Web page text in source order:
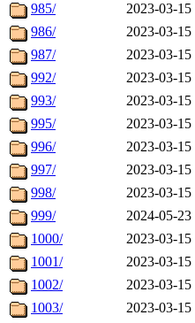
985/ 2023-03-15
986/
2023-03-15
987/
2023-03-15
992/
2023-03-15
993/
2023-03-15
995/
2023-03-15
996/
2023-03-15
997/
2023-03-15
998/
2023-03-15
999/
2024-05-23
1000/
2023-03-15
1001/
2023-03-15
1002/
2023-03-15
1003/
2023-03-15